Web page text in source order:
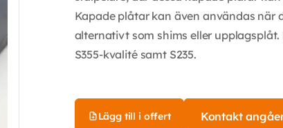
Kapade plåtar kan även användas när
alternativt som shims eller
S355-kvalité samt S235.
Lägg till i offert Kontakt